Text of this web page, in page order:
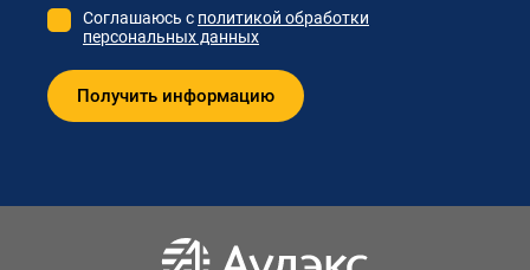
Соглашаюсь с политикой обработки
персональных данных